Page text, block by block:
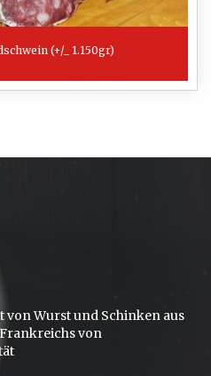
(+/_ 1.150gr)
Wurst und Schinken aus
von